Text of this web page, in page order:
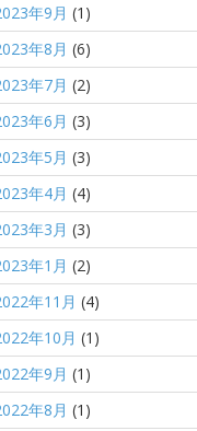
年9月 (1)
年8月 (6)
年7月 (2)
年6月 (3)
年5月 (3)
年4月 (4)
年3月 (3)
年1月 (2)
年11月 (4)
年10月 (1)
年9月 (1)
年8月 (1)